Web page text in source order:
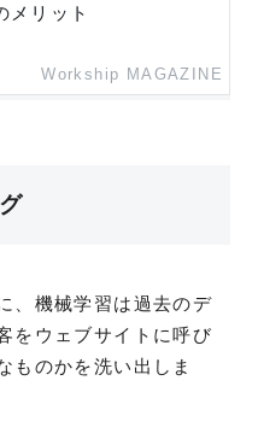
メリット
Workship MAGAZINE
、機械学習は過去のデ
をウェブサイトに呼び
ものかを洗い出しま